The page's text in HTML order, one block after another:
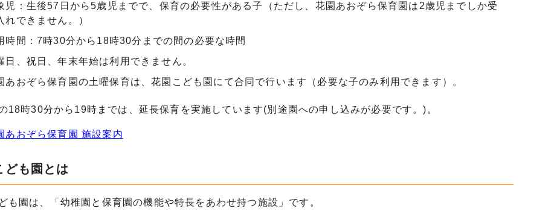
児：生後57日から5歳児までで、保育の必要性がある子（ただし、花園あおぞら保育園は2歳児までしか受
れできません。）
時間：7時30分から18時30分までの間の必要な時間
日、祝日、年末年始は利用できません。
あおぞら保育園の土曜保育は、花園こども園にて合同で行います（必要な子のみ利用できます）。
18時30分から19時までは、延長保育を実施しています(別途園への申し込みが必要です。)。
あおぞら保育園 施設案内
ども園とは
も園は、「幼稚園と保育園の機能や特長をあわせ持つ施設」です。